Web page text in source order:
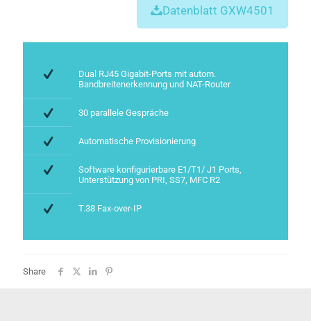
Datenblatt GXW4501
Dual RJ45 Gigabit-Ports mit autom.
Bandbreitenerkennung und NAT-Router
30 parallele Gespräche
Automatische Provisionierung
Software konfigurierbare E1/T1/ J1 Ports,
Unterstützung von PRI, SS7, MFC R2
T.38 Fax-over-IP
Share